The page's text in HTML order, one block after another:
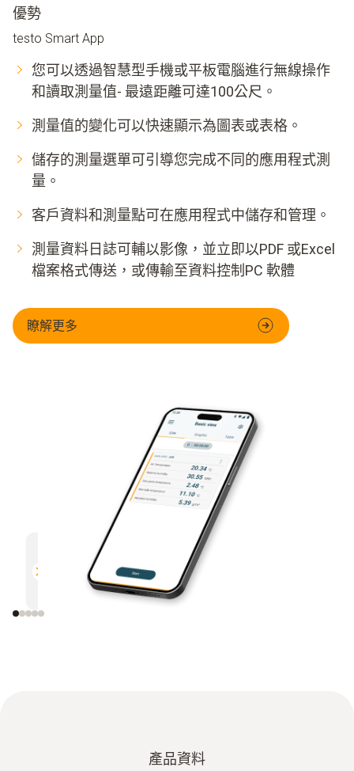
優勢
testo Smart App
您可以透過智慧型手機或平板電腦進行無線操作
和讀取測量值- 最遠距離可達100公尺。
測量值的變化可以快速顯示為圖表或表格。
儲存的測量選單可引導您完成不同的應用程式測
量。
客戶資料和測量點可在應用程式中儲存和管理。
測量資料日誌可輔以影像，並立即以PDF 或Excel
檔案格式傳送，或傳輸至資料控制PC 軟體
瞭解更多
與所有支援藍牙的德圖測量儀器相
產品資料